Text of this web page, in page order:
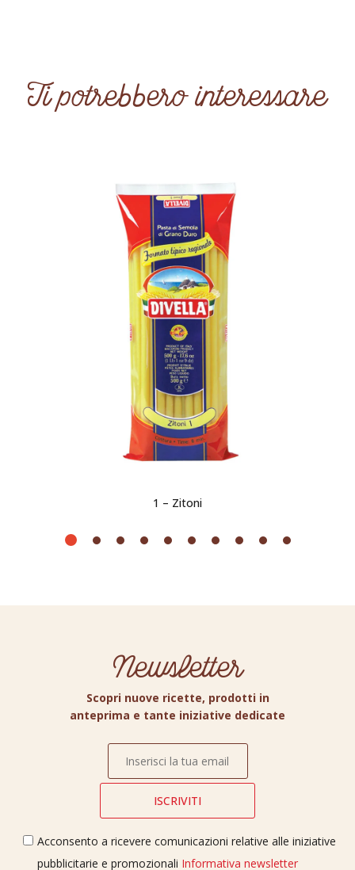
Ti potrebbero interessare
1 – Zitoni
Newsletter
Scopri nuove ricette, prodotti in
anteprima e tante iniziative dedicate
Acconsento a ricevere comunicazioni relative alle iniziative
pubblicitarie e promozionali Informativa newsletter